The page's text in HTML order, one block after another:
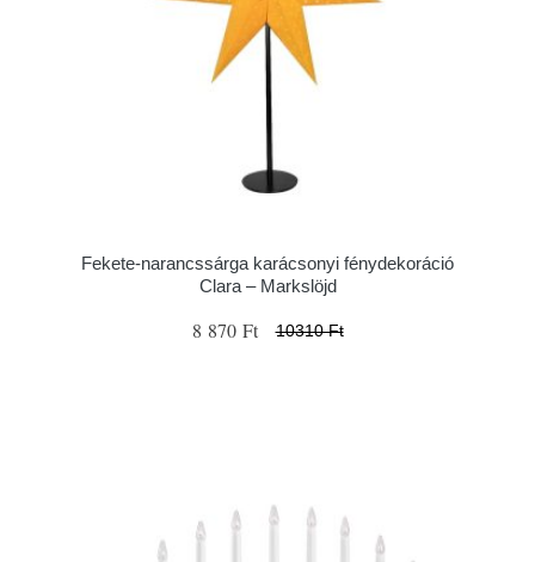
Fekete-narancssárga karácsonyi fénydekoráció
Clara – Markslöjd
8 870 Ft 10310 Ft